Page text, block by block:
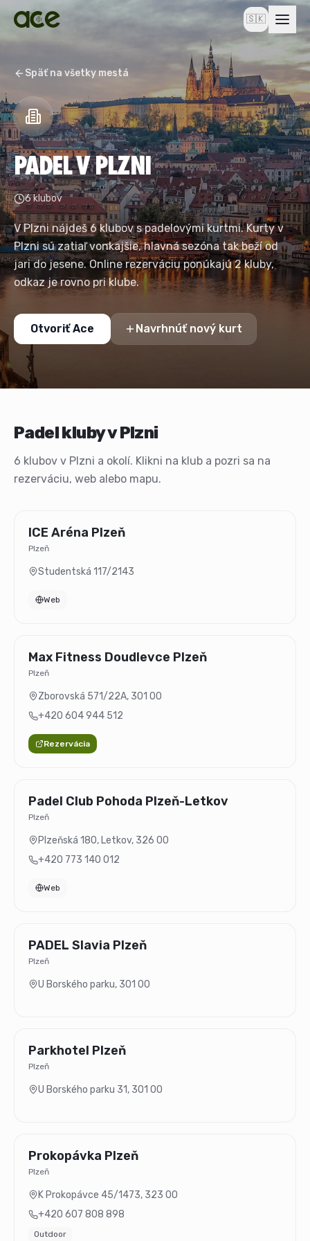
🇸🇰
Späť na všetky mestá
PADEL V PLZNI
6 klubov
V Plzni nájdeš 6 klubov s padelovými kurtmi. Kurty v
Plzni sú zatiaľ vonkajšie, hlavná sezóna tak beží od
jari do jesene. Online rezerváciu ponúkajú 2 kluby,
odkaz je rovno pri klube.
Otvoriť Ace Navrhnúť nový kurt
Padel kluby v Plzni
6 klubov v Plzni a okolí. Klikni na klub a pozri sa na
rezerváciu, web alebo mapu.
ICE Aréna Plzeň
Plzeň
Studentská 117/2143
Web
Max Fitness Doudlevce Plzeň
Plzeň
Zborovská 571/22A, 301 00
+420 604 944 512
Rezervácia
Padel Club Pohoda Plzeň-Letkov
Plzeň
Plzeňská 180, Letkov, 326 00
+420 773 140 012
Web
PADEL Slavia Plzeň
Plzeň
U Borského parku, 301 00
Parkhotel Plzeň
Plzeň
U Borského parku 31, 301 00
Prokopávka Plzeň
Plzeň
K Prokopávce 45/1473, 323 00
+420 607 808 898
Outdoor